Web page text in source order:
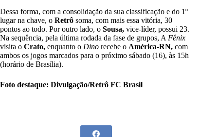
Dessa forma, com a consolidação da sua classificação e do 1º
lugar na chave, o Retrô soma, com mais essa vitória, 30
pontos ao todo. Por outro lado, o Sousa, vice-líder, possui 23.
Na sequência, pela última rodada da fase de grupos, A Fênix
visita o Crato, enquanto o Dino recebe o América-RN, com
ambos os jogos marcados para o próximo sábado (16), às 15h
(horário de Brasília).
Foto destaque: Divulgação/Retrô FC Brasil